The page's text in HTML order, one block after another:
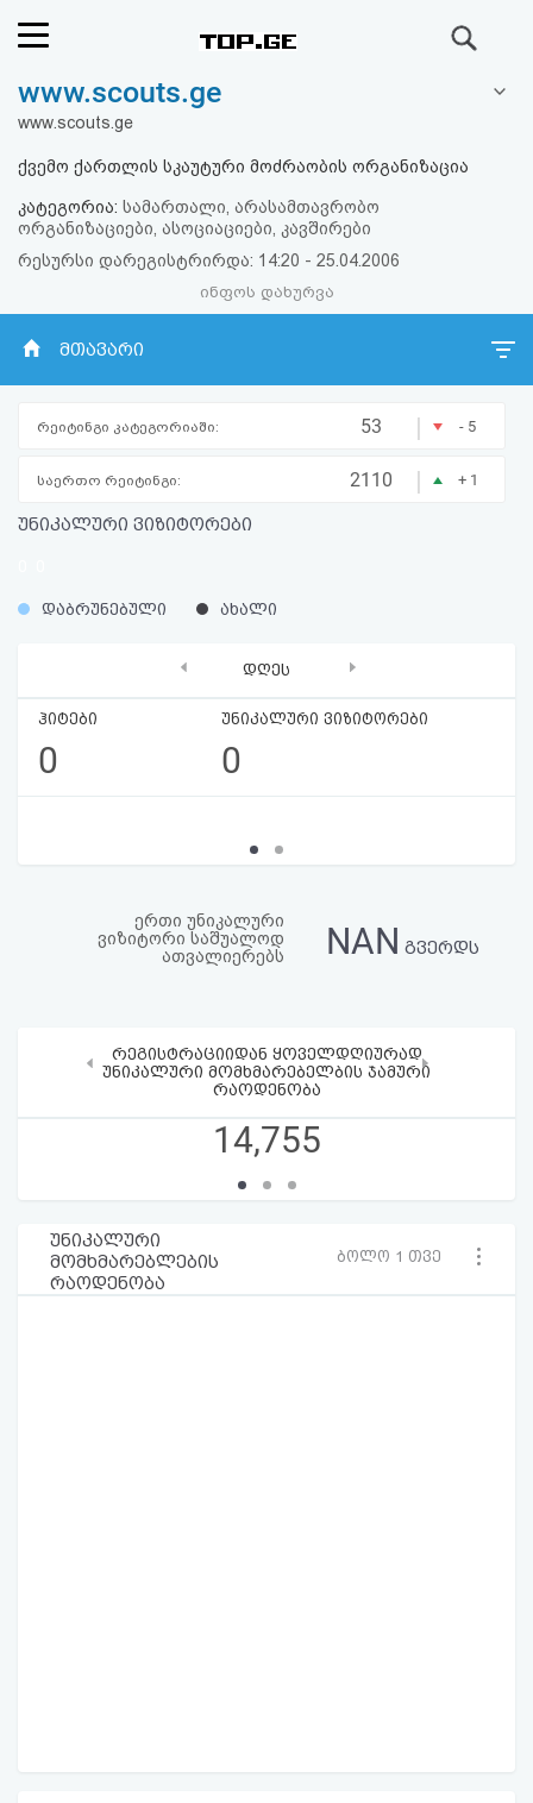
რეიტინგი
ფოსტა
კითხვა-
პასუხი
ავტორიზაცია
HTML
სალიცენზიო
შეთანხმება
www.scouts.ge
www.scouts.ge
ქვემო ქართლის სკაუტური მოძრაობის ორგანიზაცია
კატეგორია: სამართალი, არასამთავრობო
ორგანიზაციები, ასოციაციები, კავშირები
რესურსი დარეგისტრირდა: 14:20 - 25.04.2006
ინფოს დახურვა
მთავარი
რეიტინგი კატეგორიაში: 53 | - 5
საერთო რეიტინგი: 2110 | + 1
უნიკალური ვიზიტორები
%
% დაბრუნებული ახალი
დღეს
ჰიტები
0
უნიკალური ვიზიტორები
0
‹ ›
ერთი უნიკალური
ვიზიტორი საშუალოდ
ათვალიერებს
NAN გვერდს
რეგისტრაციიდან ყოველდღიურად
უნიკალური მომხმარებელბის ჯამური
რაოდენობა
14,755
‹ ›
უნიკალური
მომხმარებლების
რაოდენობა
ბოლო 1 თვე